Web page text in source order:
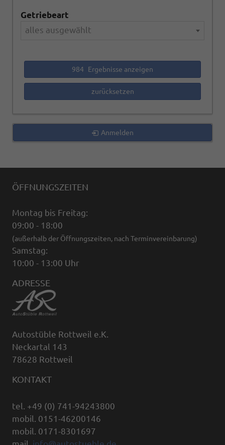
Getriebeart
alles ausgewählt
984 Ergebnisse anzeigen
zurücksetzen
Anmelden
ÖFFNUNGSZEITEN
Montag bis Freitag:
09:00 - 18:00
(außerhalb der Öffnungszeiten, nach Terminvereinbarung)
Samstag:
10:00 - 13:00 Uhr
ADRESSE
Autostüble Rottweil e.K.
Neckartal 143
78628 Rottweil
KONTAKT
tel. +49 (0) 741-94243800
mobil. 0151-46200146
mobil. 0171-8301697